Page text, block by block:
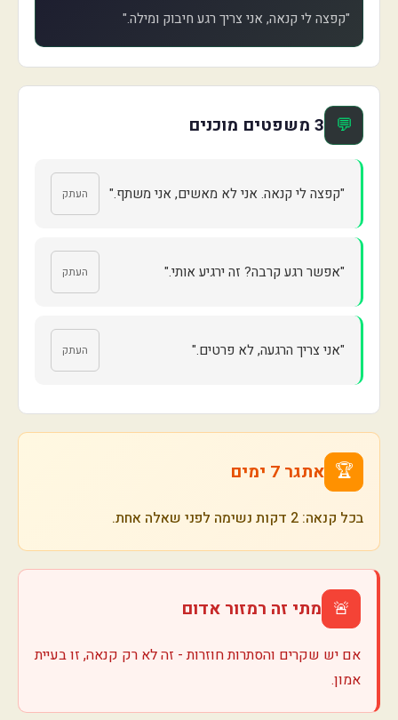
"קפצה לי קנאה, אני צריך רגע חיבוק ומילה."
💬 3 משפטים מוכנים
"קפצה לי קנאה. אני לא מאשים, אני משתף." העתק
"אפשר רגע קרבה? זה ירגיע אותי." העתק
"אני צריך הרגעה, לא פרטים." העתק
🏆 אתגר 7 ימים
בכל קנאה: 2 דקות נשימה לפני שאלה אחת.
🚨 מתי זה רמזור אדום
אם יש שקרים והסתרות חוזרות - זה לא רק קנאה, זו בעיית
אמון.